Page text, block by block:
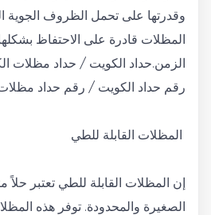
وقدرتها على تحمل الظروف الجوية
المظلات قادرة على الاحتفاظ
الزمن.حداد الكويت / حداد مظلات
رقم حداد الكويت / رقم حداد
المظلات القابلة للطي
إن المظلات القابلة للطي تعتبر حلاً
الصغيرة والمحدودة. توفر هذه